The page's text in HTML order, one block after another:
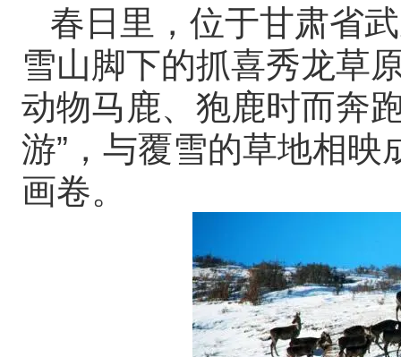
春日里，位于甘肃省
雪山脚下的抓喜秀龙草
动物马鹿、狍鹿时而奔
游”，与覆雪的草地相
画卷。